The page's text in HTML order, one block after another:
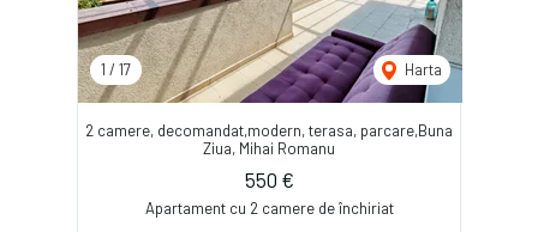
1 / 17 Harta
2 camere, decomandat,modern, terasa, parcare,Buna
Ziua, Mihai Romanu
550 €
Apartament cu 2 camere de închiriat